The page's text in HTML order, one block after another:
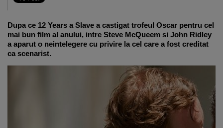
Dupa ce 12 Years a Slave a castigat trofeul Oscar pentru cel
mai bun film al anului, intre Steve McQueem si John Ridley
a aparut o neintelegere cu privire la cel care a fost creditat
ca scenarist.